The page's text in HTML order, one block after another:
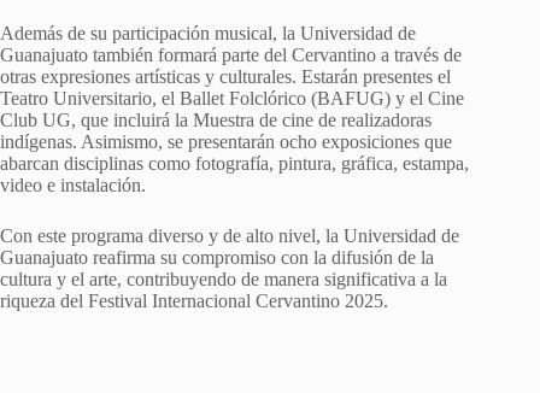
Además de su participación musical, la Universidad de
Guanajuato también formará parte del Cervantino a través de
otras expresiones artísticas y culturales. Estarán presentes el
Teatro Universitario, el Ballet Folclórico (BAFUG) y el Cine
Club UG, que incluirá la Muestra de cine de realizadoras
indígenas. Asimismo, se presentarán ocho exposiciones que
abarcan disciplinas como fotografía, pintura, gráfica, estampa,
video e instalación.
Con este programa diverso y de alto nivel, la Universidad de
Guanajuato reafirma su compromiso con la difusión de la
cultura y el arte, contribuyendo de manera significativa a la
riqueza del Festival Internacional Cervantino 2025.